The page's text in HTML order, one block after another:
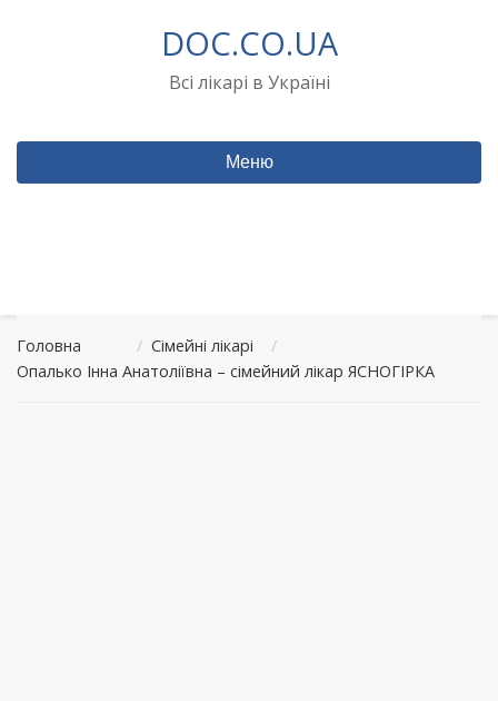
DOC.CO.UA
Всі лікарі в Україні
Меню
Головна / Сімейні лікарі
/
Опалько Інна Анатоліївна – сімейний лікар ЯСНОГІРКА